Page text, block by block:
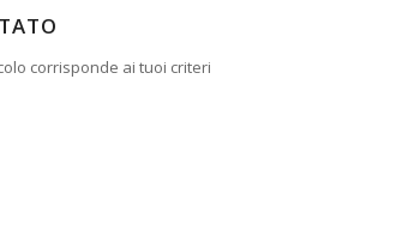
corrisponde ai tuoi criteri